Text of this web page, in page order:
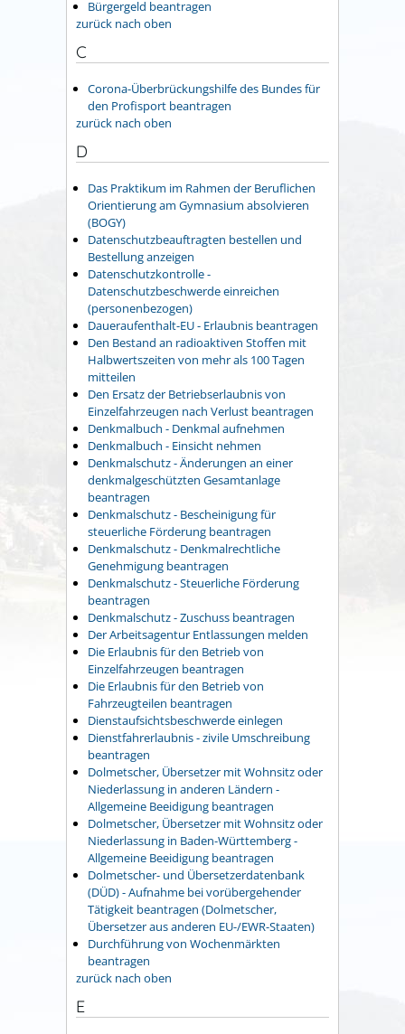
Bürgergeld beantragen
zurück nach oben
C
Corona-Überbrückungshilfe des Bundes für
den Profisport beantragen
zurück nach oben
D
Das Praktikum im Rahmen der Beruflichen
Orientierung am Gymnasium absolvieren
(BOGY)
Datenschutzbeauftragten bestellen und
Bestellung anzeigen
Datenschutzkontrolle -
Datenschutzbeschwerde einreichen
(personenbezogen)
Daueraufenthalt-EU - Erlaubnis beantragen
Den Bestand an radioaktiven Stoffen mit
Halbwertszeiten von mehr als 100 Tagen
mitteilen
Den Ersatz der Betriebserlaubnis von
Einzelfahrzeugen nach Verlust beantragen
Denkmalbuch - Denkmal aufnehmen
Denkmalbuch - Einsicht nehmen
Denkmalschutz - Änderungen an einer
denkmalgeschützten Gesamtanlage
beantragen
Denkmalschutz - Bescheinigung für
steuerliche Förderung beantragen
Denkmalschutz - Denkmalrechtliche
Genehmigung beantragen
Denkmalschutz - Steuerliche Förderung
beantragen
Denkmalschutz - Zuschuss beantragen
Der Arbeitsagentur Entlassungen melden
Die Erlaubnis für den Betrieb von
Einzelfahrzeugen beantragen
Die Erlaubnis für den Betrieb von
Fahrzeugteilen beantragen
Dienstaufsichtsbeschwerde einlegen
Dienstfahrerlaubnis - zivile Umschreibung
beantragen
Dolmetscher, Übersetzer mit Wohnsitz oder
Niederlassung in anderen Ländern -
Allgemeine Beeidigung beantragen
Dolmetscher, Übersetzer mit Wohnsitz oder
Niederlassung in Baden-Württemberg -
Allgemeine Beeidigung beantragen
Dolmetscher- und Übersetzerdatenbank
(DÜD) - Aufnahme bei vorübergehender
Tätigkeit beantragen (Dolmetscher,
Übersetzer aus anderen EU-/EWR-Staaten)
Durchführung von Wochenmärkten
beantragen
zurück nach oben
E